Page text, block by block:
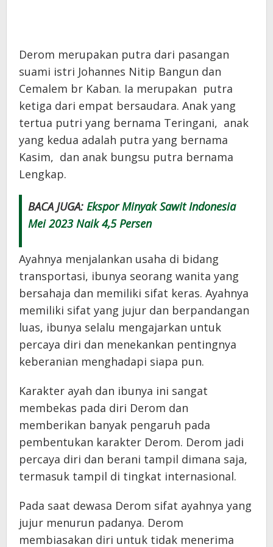
Derom merupakan putra dari pasangan
suami istri Johannes Nitip Bangun dan
Cemalem br Kaban. Ia merupakan putra
ketiga dari empat bersaudara. Anak yang
tertua putri yang bernama Teringani, anak
yang kedua adalah putra yang bernama
Kasim, dan anak bungsu putra bernama
Lengkap.
BACA JUGA: Ekspor Minyak Sawit Indonesia
Mei 2023 Naik 4,5 Persen
Ayahnya menjalankan usaha di bidang
transportasi, ibunya seorang wanita yang
bersahaja dan memiliki sifat keras. Ayahnya
memiliki sifat yang jujur dan berpandangan
luas, ibunya selalu mengajarkan untuk
percaya diri dan menekankan pentingnya
keberanian menghadapi siapa pun.
Karakter ayah dan ibunya ini sangat
membekas pada diri Derom dan
memberikan banyak pengaruh pada
pembentukan karakter Derom. Derom jadi
percaya diri dan berani tampil dimana saja,
termasuk tampil di tingkat internasional.
Pada saat dewasa Derom sifat ayahnya yang
jujur menurun padanya. Derom
membiasakan diri untuk tidak menerima